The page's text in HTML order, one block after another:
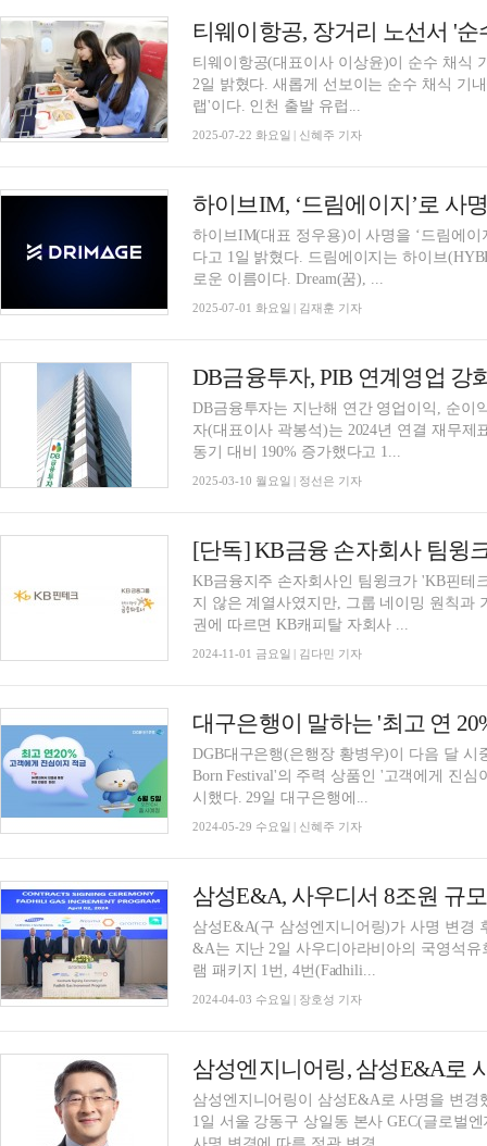
티웨이항공, 장거리 노선서 '
티웨이항공(대표이사 이상윤)이 순수 채식
2일 밝혔다. 새롭게 선보이는 순수 채식 기
랩'이다. 인천 출발 유럽...
2025-07-22 화요일 | 신혜주 기자
하이브IM, ‘드림에이지’로 사
하이브IM(대표 정우용)이 사명을 ‘드림에
다고 1일 밝혔다. 드림에이지는 하이브(HYBE)의 게임 사업을 담당하고 있는 하이브IM의 새
로운 이름이다. Dream(꿈), ...
2025-07-01 화요일 | 김재훈 기자
DB금융투자는 지난해 연간 영업이익, 순이
자(대표이사 곽봉석)는 2024년 연결 재무제
동기 대비 190% 증가했다고 1...
2025-03-10 월요일 | 정선은 기자
[단독] KB금융 손자회사 팀윙
KB금융지주 손자회사인 팀윙크가 'KB핀테
지 않은 계열사였지만, 그룹 네이밍 원칙과
권에 따르면 KB캐피탈 자회사 ...
2024-11-01 금요일 | 김다민 기자
대구은행이 말하는 '최고 연
DGB대구은행(은행장 황병우)이 다음 달
Born Festival'의 주력 상품인 '고객에게 진
시했다. 29일 대구은행에...
2024-05-29 수요일 | 신혜주 기자
삼성E&A, 사우디서 8조원 규
삼성E&A(구 삼성엔지니어링)가 사명 변경 후
&A는 지난 2일 사우디아라비아의 국영석
램 패키지 1번, 4번(Fadhili...
2024-04-03 수요일 | 장호성 기자
삼성엔지니어링, 삼성E&A로
삼성엔지니어링이 삼성E&A로 사명을 변경했다. 삼성엔지니어링(대표이사 사장 남
1일 서울 강동구 상일동 본사 GEC(글로벌